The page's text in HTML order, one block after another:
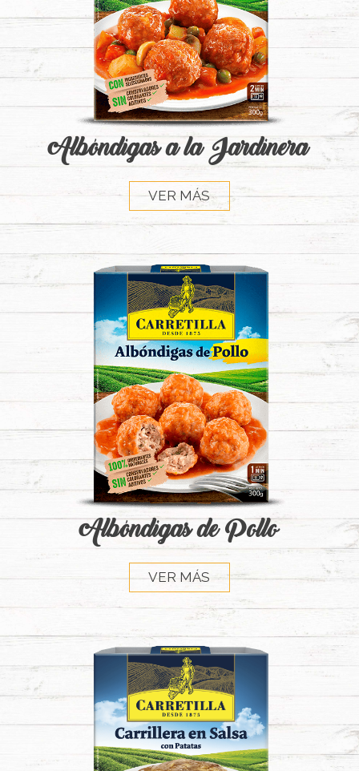
Albóndigas a la Jardinera
VER MÁS
Albóndigas de Pollo
VER MÁS